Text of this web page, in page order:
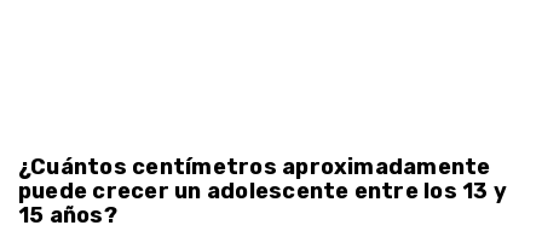
¿Cuántos centímetros aproximadamente
puede crecer un adolescente entre los 13 y
15 años?